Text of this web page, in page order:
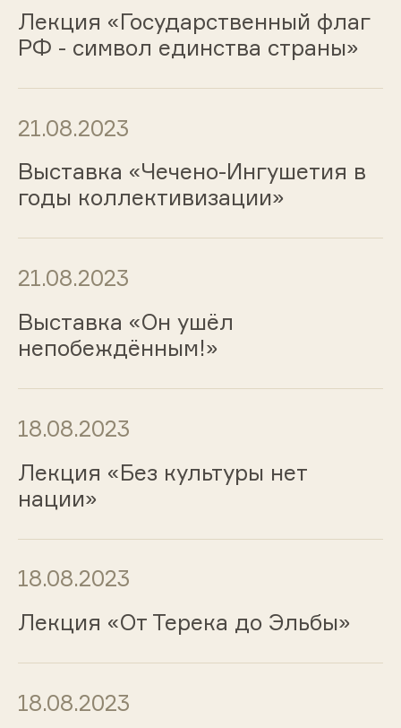
Лекция «Государственный флаг
РФ - символ единства страны»
21.08.2023
Выставка «Чечено-Ингушетия в
годы коллективизации»
21.08.2023
Выставка «Он ушёл
непобеждённым!»
18.08.2023
Лекция «Без культуры нет
нации»
18.08.2023
Лекция «От Терека до Эльбы»
18.08.2023